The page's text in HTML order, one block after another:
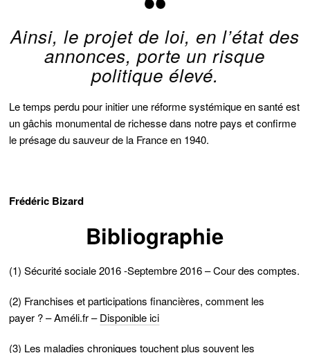
Ainsi, le projet de loi, en l’état des
annonces, porte un risque
politique élevé.
Le temps perdu pour initier une réforme systémique en santé est
un gâchis monumental de richesse dans notre pays et confirme
le présage du sauveur de la France en 1940.
Frédéric Bizard
Bibliographie
(1) Sécurité sociale 2016 -Septembre 2016 – Cour des comptes.
(2) Franchises et participations financières, comment les
payer ? – Améli.fr –Disponible ici
(3) Les maladies chroniques touchent plus souvent les